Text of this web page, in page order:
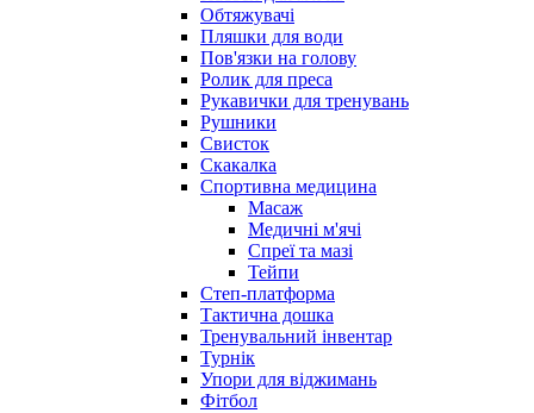
Обтяжувачі
Пляшки для води
Пов'язки на голову
Ролик для преса
Рукавички для тренувань
Рушники
Свисток
Скакалка
Спортивна медицина
Масаж
Медичні м'ячі
Спреї та мазі
Тейпи
Степ-платформа
Тактична дошка
Тренувальний інвентар
Турнік
Упори для віджимань
Фітбол